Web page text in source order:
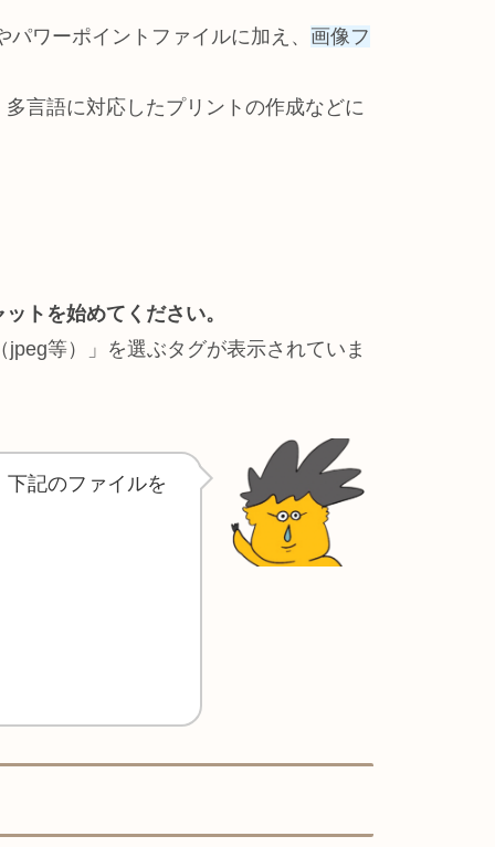
ワーポイントファイルに加え、 画像フ
言語に対応したプリントの作成などに
トを始めてください。
等）」を選ぶタグが表示されていま
記のファイルを